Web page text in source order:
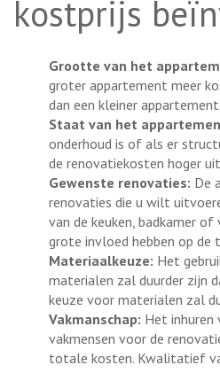
kostprijs
Grootte van het
groter appartement meer
dan een kleiner appartement.
Staat van het
onderhoud is of als er
de renovatiekosten hoger
Gewenste renovaties: De
renovaties die u wilt
van de keuken, badkamer
grote invloed hebben op de
Materiaalkeuze: Het
materialen zal duurder zijn
keuze voor materialen zal
Vakmanschap: Het inhuren
vakmensen voor de
totale kosten. Kwalitatief